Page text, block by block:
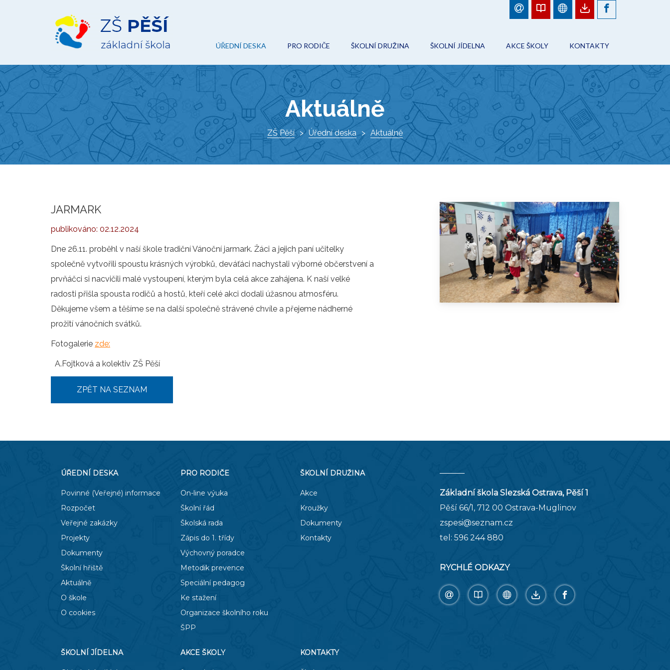
ZŠ
Pěší
ÚŘEDNÍ DESKA
POVINNÉ (VEŘEJNÉ) INFORMACE
ROZPOČET
VEŘEJNÉ ZAKÁZKY
PROJEKTY
DOKUMENTY
PRO RODIČE
ON-LINE VÝUKA
ŠKOLNÍ ŘÁD
ŠKOLSKÁ RADA
ZÁPIS DO 1. TŘÍDY
VÝCHOVNÝ PORADCE
ŠPP
ŠKOLNÍ DRUŽINA
AKCE
KROUŽKY
DOKUMENTY
KONTAKTY
ŠKOLNÍ JÍDELNA
OBJEDNÁVKY JÍDEL
ŘÁD ŠKOLNÍHO STRAVOVÁNÍ
INFORMACE
KONTAKTY
AKCE ŠKOLY
FOTOGALERIE
PLÁN AKCÍ
AKCE ŠKOLY
KONTAKTY
ŠKOLA
PRACOVNÍCI ŠKOLY
ŠKOLNÍ JÍDELNA
ŠKOLNÍ DRUŽINA
Aktuálně
ZŠ Pěší Úřední deska Aktuálně
JARMARK
publikováno: 02.12.2024
Dne 26.11. proběhl v naší škole tradiční Vánoční jarmark. Žáci a jejich paní učitelky
společně vytvořili spoustu krásných výrobků, deváťáci nachystali výborné občerstvení a
prvňáčci si nacvičili malé vystoupení, kterým byla celá akce zahájena. K naší velké
radosti přišla spousta rodičů a hostů, kteří celé akci dodali úžasnou atmosféru.
Děkujeme všem a těšíme se na další společně strávené chvíle a přejeme nádherné
prožití vánočních svátků.
Fotogalerie zde:
A.Fojtková a kolektiv ZŠ Pěší
ZPĚT NA SEZNAM
ÚŘEDNÍ DESKA
Povinné (Veřejné) informace
Rozpočet
Veřejné zakázky
Projekty
Dokumenty
Školní hřiště
Aktuálně
O škole
O cookies
PRO RODIČE
On-line výuka
Školní řád
Školská rada
Zápis do 1. třídy
Výchovný poradce
Metodik prevence
Speciální pedagog
Ke stažení
Organizace školního roku
ŠPP
ŠKOLNÍ DRUŽINA
Akce
Kroužky
Dokumenty
Kontakty
ŠKOLNÍ JÍDELNA AKCE ŠKOLY KONTAKTY
Základní škola Slezská Ostrava, Pěší 1
Pěší 66/1, 712 00 Ostrava-Muglinov
zspesi@seznam.cz
tel: 596 244 880
RYCHLÉ ODKAZY